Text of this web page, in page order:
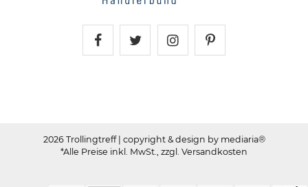
2026 Trollingtreff | copyright & design by mediaria®
*Alle Preise inkl. MwSt., zzgl. Versandkosten